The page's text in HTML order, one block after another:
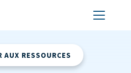
AUX RESSOURCES